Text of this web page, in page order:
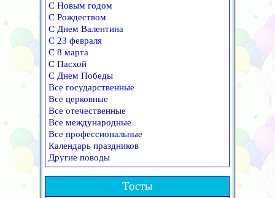
С Новым годом
С Рождеством
С Днем Валентина
С 23 февраля
С 8 марта
С Пасхой
С Днем Победы
Все государственные
Все церковные
Все отечественные
Все международные
Все профессиональные
Календарь праздников
Другие поводы
Тосты